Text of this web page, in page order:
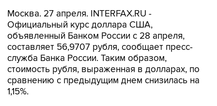
Москва. 27 апреля. INTERFAX.RU -
Официальный курс доллара США,
объявленный Банком России с 28 апреля,
составляет 56,9707 рубля, сообщает пресс-
служба Банка России. Таким образом,
стоимость рубля, выраженная в долларах, по
сравнению с предыдущим днем снизилась на
1,15%.